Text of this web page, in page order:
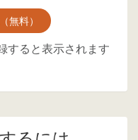
無料）
すると表示されます